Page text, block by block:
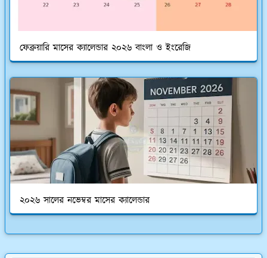
ফেব্রুয়ারি মাসের ক্যালেন্ডার ২০২৬ বাংলা ও ইংরেজি
২০২৬ সালের নভেম্বর মাসের ক্যালেন্ডার